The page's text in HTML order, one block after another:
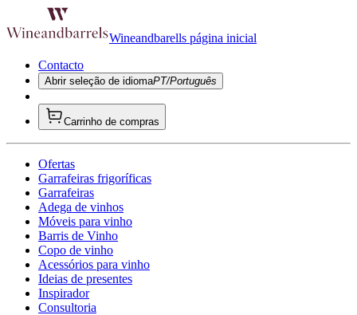
Wineandbarells página inicial
Contacto
Abrir seleção de idiomaPT/Português
Carrinho de compras
Ofertas
Garrafeiras frigoríficas
Garrafeiras
Adega de vinhos
Móveis para vinho
Barris de Vinho
Copo de vinho
Acessórios para vinho
Ideias de presentes
Inspirador
Consultoria